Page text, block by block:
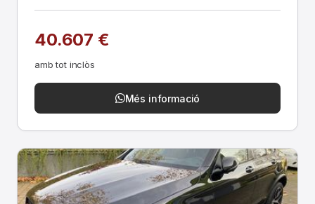
40.607 €
amb tot inclòs
Més informació